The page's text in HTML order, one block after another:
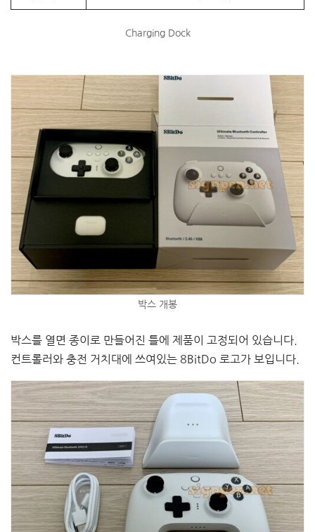
Charging Dock
박스 개봉
박스를 열면 종이로 만들어진 틀에 제품이 고정되어 있습니다.
컨트롤러와 충전 거치대에 쓰여있는 8BitDo 로고가 보입니다.